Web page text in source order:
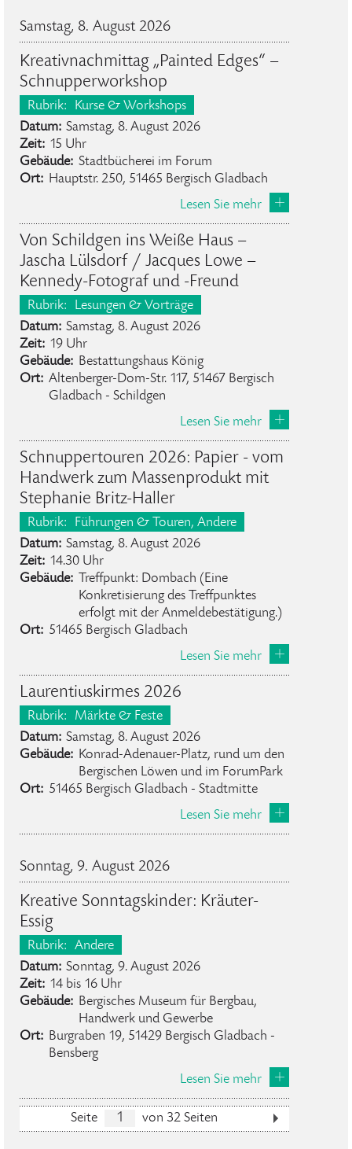
Samstag, 8. August 2026
Kreativnachmittag „Painted Edges“ –
Schnupperworkshop
Rubrik:
Kurse & Workshops
Datum: Samstag, 8. August 2026
Zeit: 15 Uhr
Gebäude: Stadtbücherei im Forum
Ort: Hauptstr. 250, 51465 Bergisch Gladbach
Lesen Sie mehr
Von Schildgen ins Weiße Haus –
Jascha Lülsdorf / Jacques Lowe –
Kennedy-Fotograf und -Freund
Rubrik:
Lesungen & Vorträge
Datum: Samstag, 8. August 2026
Zeit: 19 Uhr
Gebäude: Bestattungshaus König
Ort: Altenberger-Dom-Str. 117, 51467 Bergisch
Gladbach - Schildgen
Lesen Sie mehr
Schnuppertouren 2026: Papier - vom
Handwerk zum Massenprodukt mit
Stephanie Britz-Haller
Rubrik: Führungen & Touren, Andere
Datum: Samstag, 8. August 2026
Zeit: 14.30 Uhr
Gebäude:
Treffpunkt: Dombach (Eine
Konkretisierung des Treffpunktes
erfolgt mit der Anmeldebestätigung.)
Ort: 51465 Bergisch Gladbach
Lesen Sie mehr
Laurentiuskirmes 2026
Rubrik:
Märkte & Feste
Datum: Samstag, 8. August 2026
Gebäude: Konrad-Adenauer-Platz, rund um den
Bergischen Löwen und im ForumPark
Ort: 51465 Bergisch Gladbach - Stadtmitte
Lesen Sie mehr
Sonntag, 9. August 2026
Kreative Sonntagskinder: Kräuter-
Essig
Rubrik:
Andere
Datum: Sonntag, 9. August 2026
Zeit: 14 bis 16 Uhr
Gebäude: Bergisches Museum für Bergbau,
Handwerk und Gewerbe
Ort: Burgraben 19, 51429 Bergisch Gladbach -
Bensberg
Lesen Sie mehr
Seite von 32 Seiten